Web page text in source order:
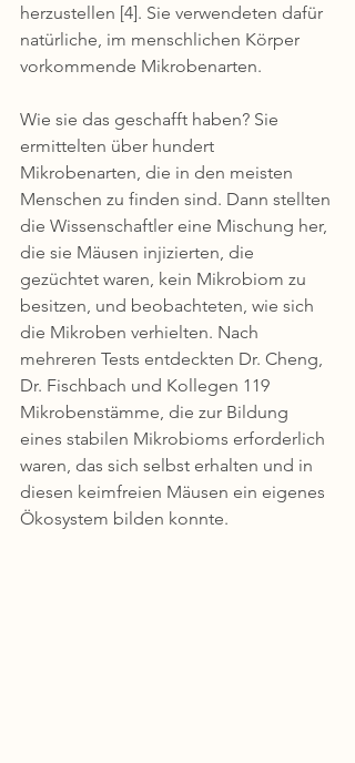
herzustellen [4]. Sie verwendeten dafür
natürliche, im menschlichen Körper
vorkommende Mikrobenarten.
Wie sie das geschafft haben? Sie
ermittelten über hundert
Mikrobenarten, die in den meisten
Menschen zu finden sind. Dann stellten
die Wissenschaftler eine Mischung her,
die sie Mäusen injizierten, die
gezüchtet waren, kein Mikrobiom zu
besitzen, und beobachteten, wie sich
die Mikroben verhielten. Nach
mehreren Tests entdeckten Dr. Cheng,
Dr. Fischbach und Kollegen 119
Mikrobenstämme, die zur Bildung
eines stabilen Mikrobioms erforderlich
waren, das sich selbst erhalten und in
diesen keimfreien Mäusen ein eigenes
Ökosystem bilden konnte.